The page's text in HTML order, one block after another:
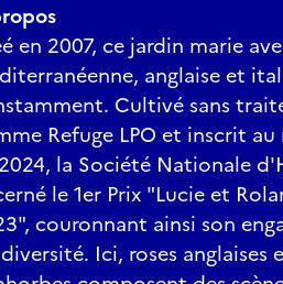
en 2007, ce jardin marie
anglaise et
Cultivé sans
Refuge LPO et inscrit
la Société Nationale
le 1er Prix "Lucie et
couronnant ainsi son
Ici, roses anglaises